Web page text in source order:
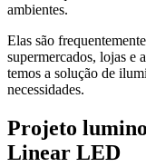
ambientes.
Elas são
supermercados, lojas e
temos a solução de
necessidades.
Projeto
Linear LED